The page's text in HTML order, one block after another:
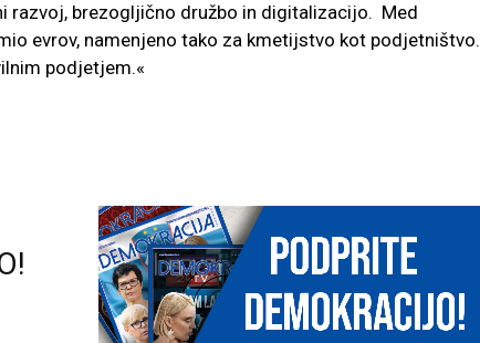
razvoj, brezogljično družbo in digitalizacijo. Med
evrov, namenjeno tako za kmetijstvo kot podjetništvo.
podjetjem.«